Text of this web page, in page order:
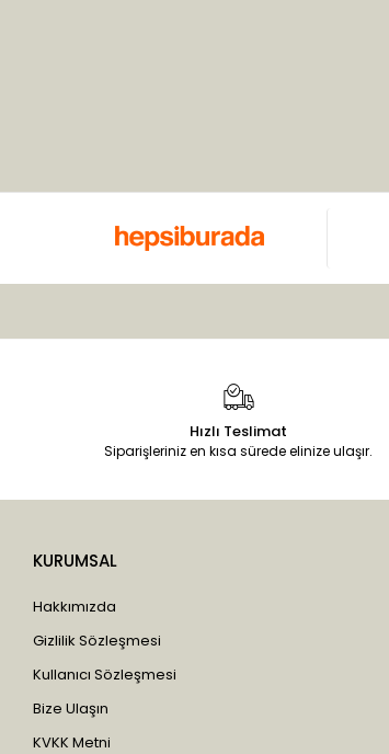
Hızlı Teslimat
Siparişleriniz en kısa sürede elinize ulaşır.
KURUMSAL
Hakkımızda
Gizlilik Sözleşmesi
Kullanıcı Sözleşmesi
Bize Ulaşın
KVKK Metni